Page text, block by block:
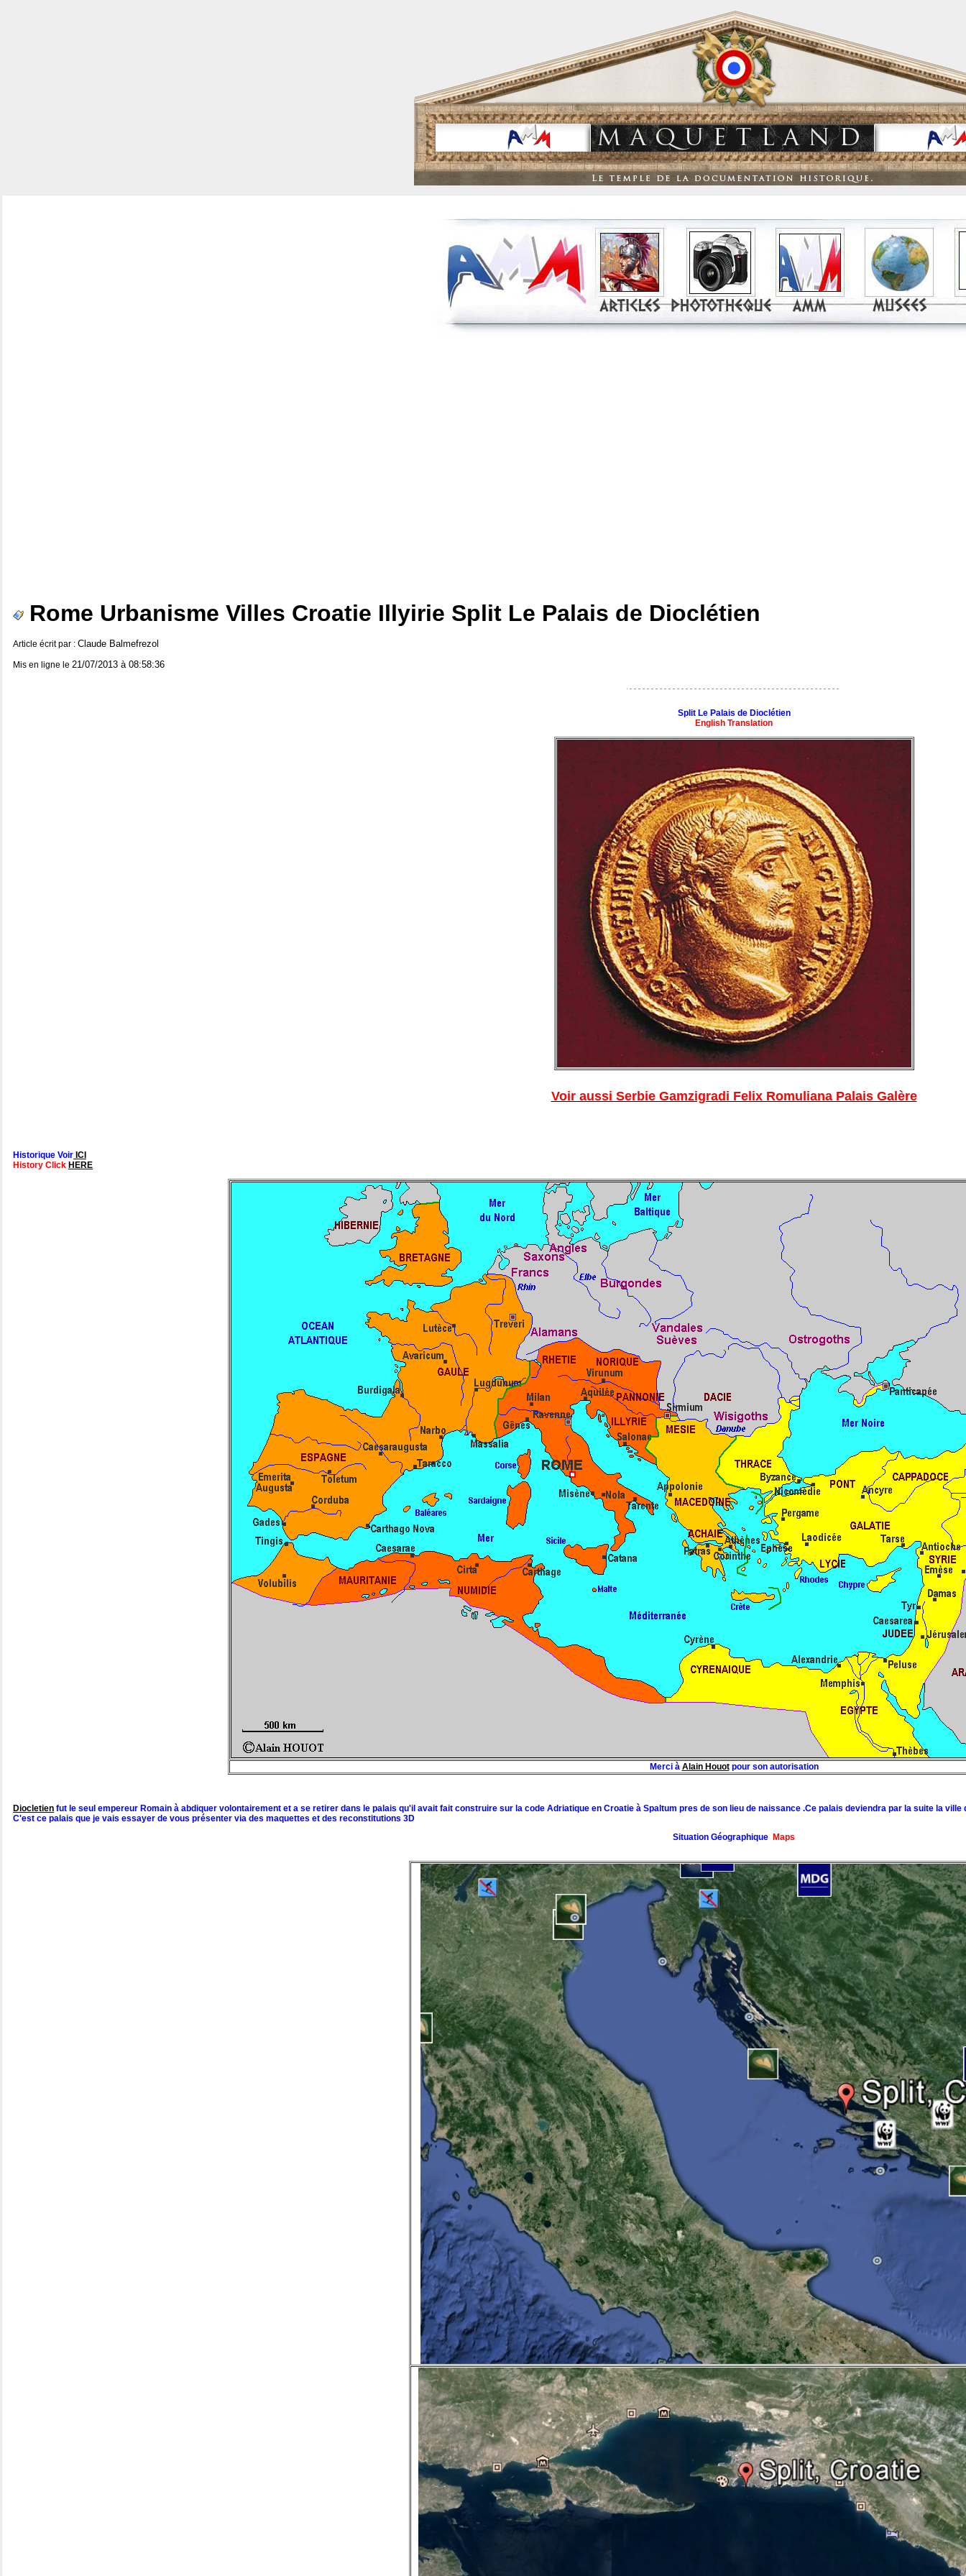
Rome Urbanisme Villes Croatie Illyirie Split Le Palais de Dioclétien
Article écrit par : Claude Balmefrezol
Mis en ligne le 21/07/2013 à 08:58:36
Split Le Palais de Dioclétien
English Translation
Voir aussi Serbie Gamzigradi Felix Romuliana Palais Galère
Historique Voir ICI
History Click HERE
Merci à Alain Houotpour son autorisation
Diocletien fut le seul empereur Romain à abdiquer volontairement et a se retirer dans le palais qu'il avait fait construire sur la code Adriatique en Croatie à Spaltum pres de son lieu de naissance .Ce palais deviendra par la suite la ville
C'est ce palais que je vais essayer de vous présenter via des maquettes et des reconstitutions 3D
Situation Géographique Maps